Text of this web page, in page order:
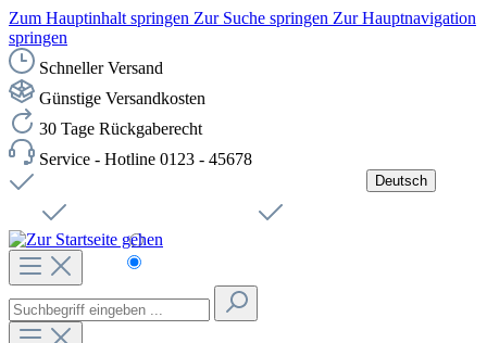
Zum Hauptinhalt springen Zur Suche springen Zur Hauptnavigation
springen
Schneller Versand
Günstige Versandkosten
30 Tage Rückgaberecht
Service - Hotline 0123 - 45678
Deutsch
Čeština